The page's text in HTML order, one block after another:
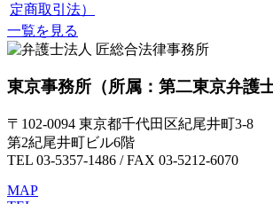
定商取引法）
一覧を見る
東京事務所 （所属：第二東京弁護
〒102-0094 東京都千代田区紀尾井町3-8
第2紀尾井町ビル6階
TEL 03-5357-1486 / FAX 03-5212-6070
MAP